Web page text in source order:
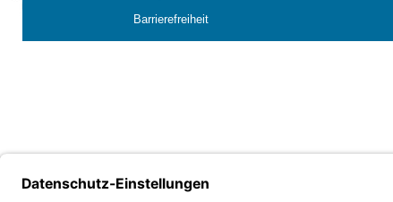
Barrierefreiheit